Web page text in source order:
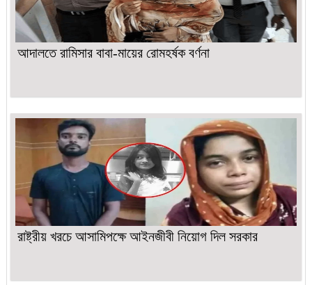
আদালতে রামিসার বাবা-মায়ের রোমহর্ষক বর্ণনা
রাষ্ট্রীয় খরচে আসামিপক্ষে আইনজীবী নিয়োগ দিল সরকার